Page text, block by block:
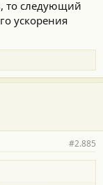
то следующий
ускорения
#2.885